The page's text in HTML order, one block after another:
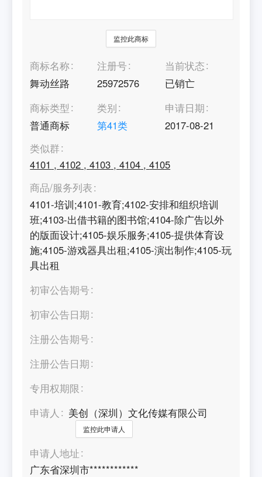
监控此商标
商标名称
舞动丝路
注册号
25972576
当前状态
已销亡
商标类型
普通商标
类别
第41类
申请日期
2017-08-21
类似群
4101 ,4102 ,4103 ,4104 ,4105
商品/服务列表
4101-培训;4101-教育;4102-安排和组织培训
班;4103-出借书籍的图书馆;4104-除广告以外
的版面设计;4105-娱乐服务;4105-提供体育设
施;4105-游戏器具出租;4105-演出制作;4105-玩
具出租
初审公告期号
初审公告日期
注册公告期号
注册公告日期
专用权期限
申请人
美创（深圳）文化传媒有限公司
监控此申请人
申请人地址
广东省深圳市************